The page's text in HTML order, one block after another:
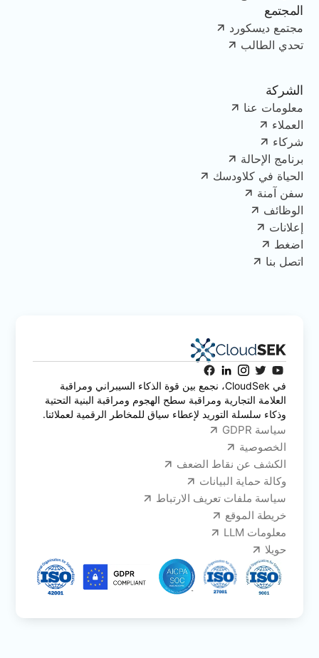
المجتمع
مجتمع ديسكورد
تحدي الطالب
الشركة
معلومات عنا
العملاء
شركاء
برنامج الإحالة
الحياة في كلاودسك
سفن آمنة
الوظائف
إعلانات
اضغط
اتصل بنا
في CloudSek، نجمع بين قوة الذكاء السيبراني ومراقبة
العلامة التجارية ومراقبة سطح الهجوم ومراقبة البنية التحتية
وذكاء سلسلة التوريد لإعطاء سياق للمخاطر الرقمية لعملائنا.
سياسة GDPR
الخصوصية
الكشف عن نقاط الضعف
وكالة حماية البيانات
سياسة ملفات تعريف الارتباط
خريطة الموقع
معلومات LLM
حويلا